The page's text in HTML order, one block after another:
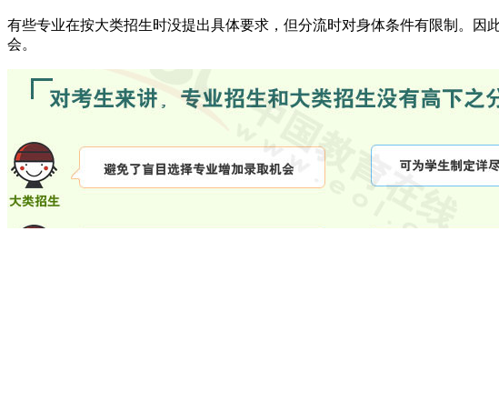
有些专业在按大类招生时没提出具体要求，但分流时对身体条件有限制。
会。